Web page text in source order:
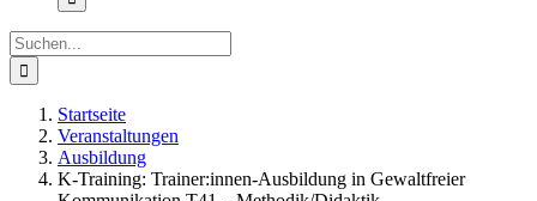
Suche
nach:
Startseite
Veranstaltungen
Ausbildung
K-Training: Trainer:innen-Ausbildung in Gewaltfreier